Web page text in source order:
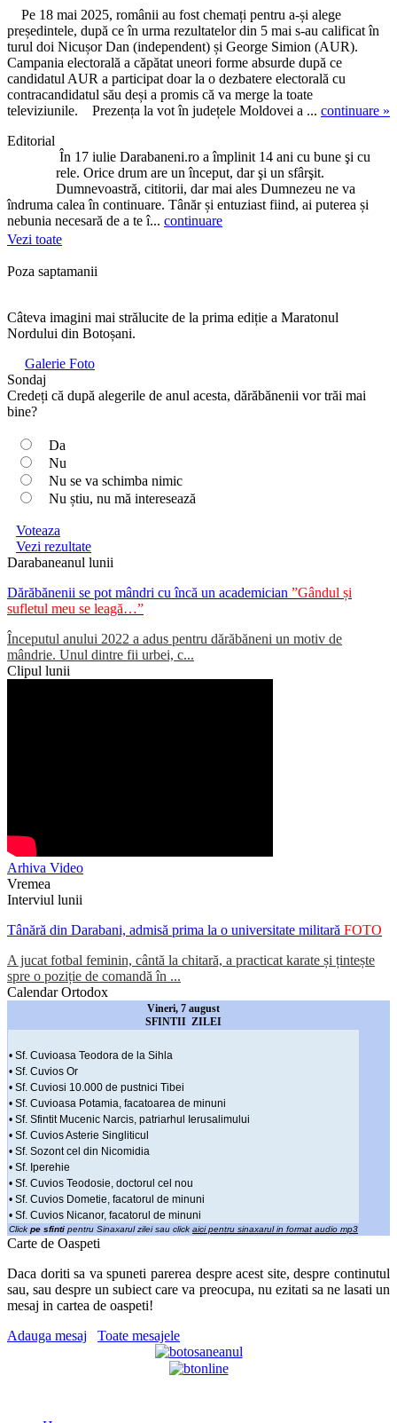
Pe 18 mai 2025, românii au fost chemați pentru a-și alege
președintele, după ce în urma rezultatelor din 5 mai s-au calificat în
turul doi Nicușor Dan (independent) și George Simion (AUR).
Campania electorală a căpătat uneori forme absurde după ce
candidatul AUR a participat doar la o dezbatere electorală cu
contracandidatul său deși a promis că va merge la toate
televiziunile. Prezența la vot în județele Moldovei a ... continuare »
Editorial
În 17 iulie Darabaneni.ro a împlinit 14 ani cu bune şi cu
rele. Orice drum are un început, dar şi un sfârşit.
Dumnevoastră, cititorii, dar mai ales Dumnezeu ne va
îndruma calea în continuare. Tânăr și entuziast fiind, ai puterea și
nebunia necesară de a te î... continuare
Vezi toate
Poza saptamanii
Câteva imagini mai strălucite de la prima ediție a Maratonul
Nordului din Botoșani.
Galerie Foto
Sondaj
Credeți că după alegerile de anul acesta, dărăbănenii vor trăi mai
bine?
Da
Nu
Nu se va schimba nimic
Nu știu, nu mă interesează
Voteaza
Vezi rezultate
Darabaneanul lunii
Dărăbănenii se pot mândri cu încă un academician ”Gândul și
sufletul meu se leagă…”
Începutul anului 2022 a adus pentru dărăbăneni un motiv de
mândrie. Unul dintre fii urbei, c...
Clipul lunii
Arhiva Video
Vremea
Interviul lunii
Tânără din Darabani, admisă prima la o universitate militară FOTO
A jucat fotbal feminin, cântă la chitară, a practicat karate și țintește
spre o poziție de comandă în ...
Calendar Ortodox
Vineri, 7 august
SFINTII ZILEI
• Sf. Cuvioasa Teodora de la Sihla
• Sf. Cuvios Or
• Sf. Cuviosi 10.000 de pustnici Tibei
• Sf. Cuvioasa Potamia, facatoarea de minuni
• Sf. Sfintit Mucenic Narcis, patriarhul Ierusalimului
• Sf. Cuvios Asterie Singliticul
• Sf. Sozont cel din Nicomidia
• Sf. Iperehie
• Sf. Cuvios Teodosie, doctorul cel nou
• Sf. Cuvios Dometie, facatorul de minuni
• Sf. Cuvios Nicanor, facatorul de minuni
Click pe sfinti pentru Sinaxarul zilei sau click aici pentru sinaxarul in format audio mp3
Carte de Oaspeti
Daca doriti sa va spuneti parerea despre acest site, despre continutul
sau, sau despre un subiect care va preocupa, nu ezitati sa ne lasati un
mesaj in cartea de oaspeti!
Adauga mesaj
Toate mesajele